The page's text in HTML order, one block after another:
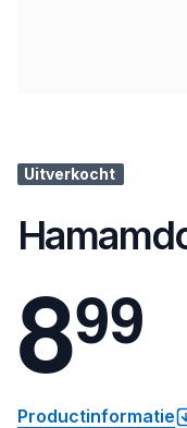
Uitverkocht
899
Productinformatie